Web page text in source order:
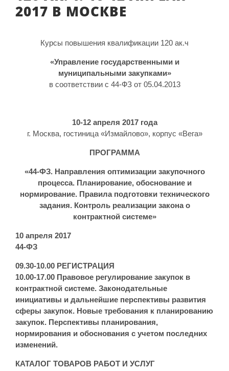
2017 В МОСКВЕ
Курсы повышения квалификации 120 ак.ч
«Управление государственными и
муниципальными закупками»
в соответствии с 44-ФЗ от 05.04.2013
10-12 апреля 2017 года
г. Москва, гостиница «Измайлово», корпус «Вега»
ПРОГРАММА
«44-ФЗ. Направления оптимизации закупочного
процесса. Планирование, обоснование и
нормирование. Правила подготовки технического
задания. Контроль реализации закона о
контрактной системе»
10 апреля 2017
44-ФЗ
09.30-10.00 РЕГИСТРАЦИЯ
10.00-17.00 Правовое регулирование закупок в
контрактной системе. Законодательные
инициативы и дальнейшие перспективы развития
сферы закупок. Новые требования к планированию
закупок. Перспективы планирования,
нормирования и обоснования с учетом последних
изменений.
КАТАЛОГ ТОВАРОВ РАБОТ И УСЛУГ